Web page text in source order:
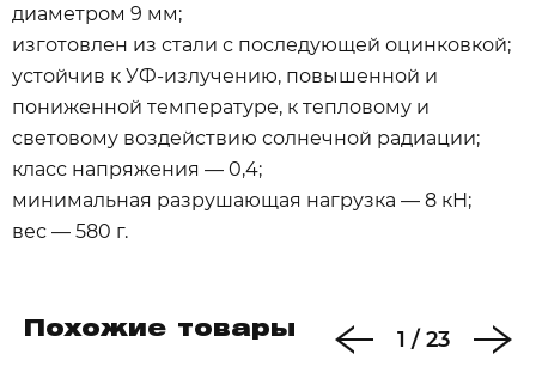
диаметром 9 мм;
изготовлен из стали с последующей оцинковкой;
устойчив к УФ-излучению, повышенной и
пониженной температуре, к тепловому и
световому воздействию солнечной радиации;
класс напряжения — 0,4;
минимальная разрушающая нагрузка — 8 кН;
вес — 580 г.
Похожие товары 1 / 23